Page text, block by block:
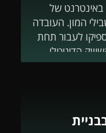
באינטרנט של
המון. העובדה
לעבור תחת
הדיגיטלי
מובילות